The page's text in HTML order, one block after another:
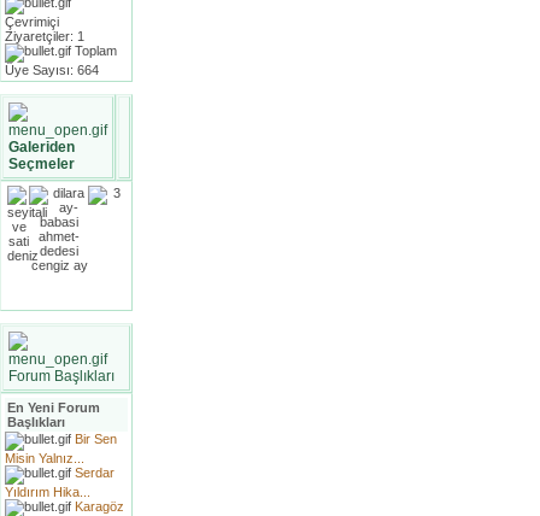
Çevrimiçi
Ziyaretçiler: 1
Toplam
Üye Sayısı: 664
Galeriden
Seçmeler
Forum Başlıkları
En Yeni Forum
Başlıkları
Bir Sen
Misin Yalnız...
Serdar
Yıldırım Hika...
Karagöz